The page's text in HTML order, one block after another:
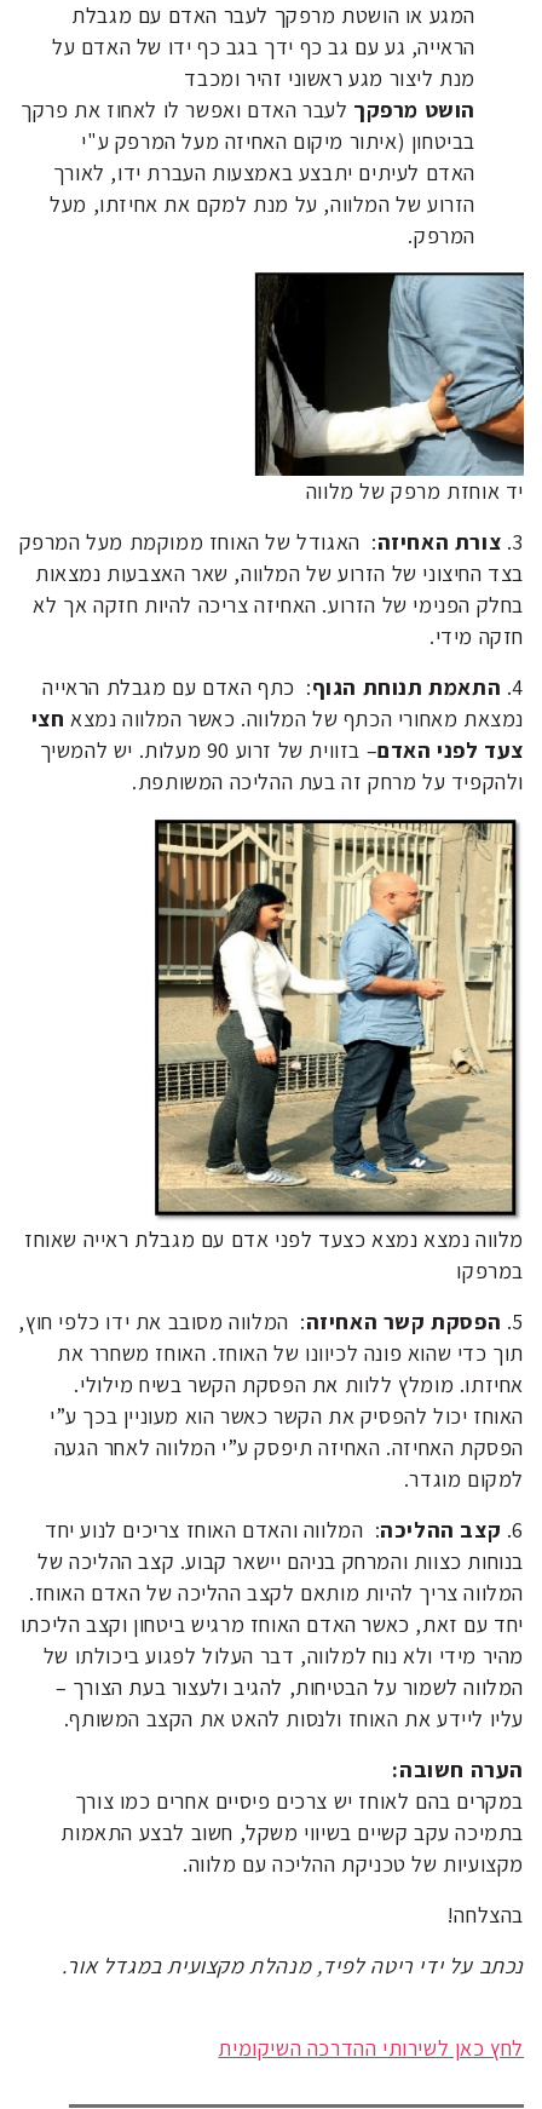
המגע או הושטת מרפקך לעבר האדם עם מגבלת
הראייה, גע עם גב כף ידך בגב כף ידו של האדם על
מנת ליצור מגע ראשוני זהיר ומכבד
הושט מרפקך לעבר האדם ואפשר לו לאחוז את פרקך
בביטחון (איתור מיקום האחיזה מעל המרפק ע"י
האדם לעיתים יתבצע באמצעות העברת ידו, לאורך
הזרוע של המלווה, על מנת למקם את אחיזתו, מעל
המרפק.
יד אוחזת מרפק של מלווה
3. צורת האחיזה: האגודל של האוחז ממוקמת מעל המרפק
בצד החיצוני של הזרוע של המלווה, שאר האצבעות נמצאות
בחלק הפנימי של הזרוע. האחיזה צריכה להיות חזקה אך לא
חזקה מידי.
4. התאמת תנוחת הגוף: כתף האדם עם מגבלת הראייה
נמצאת מאחורי הכתף של המלווה. כאשר המלווה נמצא חצי
צעד לפני האדם
– בזווית של זרוע 90 מעלות. יש להמשיך
ולהקפיד על מרחק זה בעת ההליכה המשותפת.
מלווה נמצא נמצא כצעד לפני אדם עם מגבלת ראייה שאוחז
במרפקו
5. הפסקת קשר האחיזה: המלווה מסובב את ידו כלפי חוץ,
תוך כדי שהוא פונה לכיוונו של האוחז. האוחז משחרר את
אחיזתו. מומלץ ללוות את הפסקת הקשר בשיח מילולי.
האוחז יכול להפסיק את הקשר כאשר הוא מעוניין בכך ע”י
הפסקת האחיזה. האחיזה תיפסק ע”י המלווה לאחר הגעה
למקום מוגדר.
6. קצב ההליכה: המלווה והאדם האוחז צריכים לנוע יחד
בנוחות כצוות והמרחק בניהם יישאר קבוע. קצב ההליכה של
המלווה צריך להיות מותאם לקצב ההליכה של האדם האוחז.
יחד עם זאת, כאשר האדם האוחז מרגיש ביטחון וקצב הליכתו
מהיר מידי ולא נוח למלווה, דבר העלול לפגוע ביכולתו של
המלווה לשמור על הבטיחות, להגיב ולעצור בעת הצורך –
עליו ליידע את האוחז ולנסות להאט את הקצב המשותף.
הערה חשובה:
במקרים בהם לאוחז יש צרכים פיסיים אחרים כמו צורך
בתמיכה עקב קשיים בשיווי משקל, חשוב לבצע התאמות
מקצועיות של טכניקת ההליכה עם מלווה.
בהצלחה!
נכתב על ידי ריטה לפיד, מנהלת מקצועית במגדל אור.
לחץ כאן לשירותי ההדרכה השיקומית